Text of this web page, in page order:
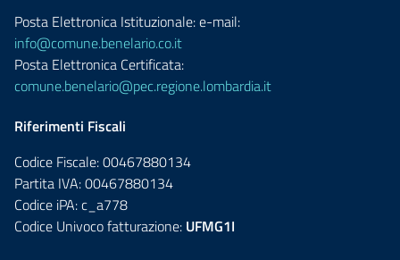
Posta Elettronica Istituzionale: e-mail:
info@comune.benelario.co.it
Posta Elettronica Certificata:
comune.benelario@pec.regione.lombardia.it
Riferimenti Fiscali
Codice Fiscale: 00467880134
Partita IVA: 00467880134
Codice iPA: c_a778
Codice Univoco fatturazione: UFMG1I